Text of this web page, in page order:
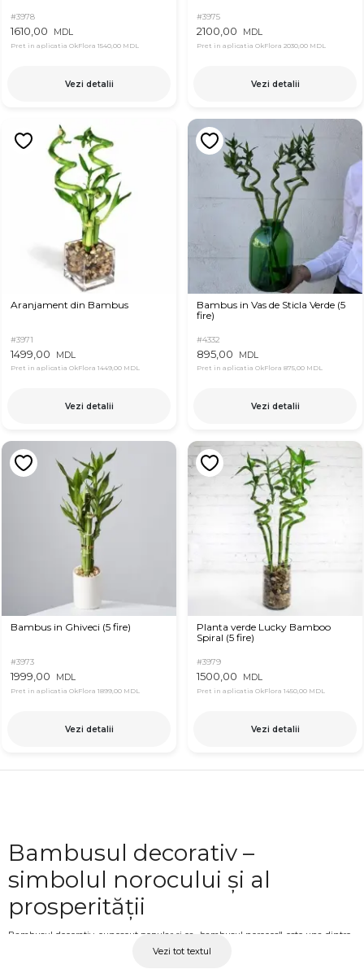
#3978
1610,00 MDL
Pret in aplicatia OkFlora 1540,00 MDL
Vezi detalii
#3975
2100,00 MDL
Pret in aplicatia OkFlora 2030,00 MDL
Vezi detalii
Aranjament din Bambus
#3971
1499,00 MDL
Pret in aplicatia OkFlora 1449,00 MDL
Vezi detalii
Bambus in Vas de Sticla Verde (5
fire)
#4332
895,00 MDL
Pret in aplicatia OkFlora 875,00 MDL
Vezi detalii
Bambus in Ghiveci (5 fire)
#3973
1999,00 MDL
Pret in aplicatia OkFlora 1899,00 MDL
Vezi detalii
Planta verde Lucky Bamboo
Spiral (5 fire)
#3979
1500,00 MDL
Pret in aplicatia OkFlora 1450,00 MDL
Vezi detalii
Bambusul decorativ –
simbolul norocului și al
prosperității
Bambusul decorativ, cunoscut popular și ca „bambusul norocos", este una dintre
cele mai apreciate plante de interior, atât pentru aspectul său estetic cât și pentru
Vezi tot textul